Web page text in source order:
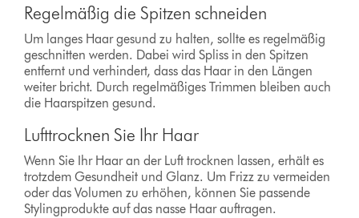
Regelmäßig die Spitzen schneiden
Um langes Haar gesund zu halten, sollte es regelmäßig
geschnitten werden. Dabei wird Spliss in den Spitzen
entfernt und verhindert, dass das Haar in den Längen
weiter bricht. Durch regelmäßiges Trimmen bleiben auch
die Haarspitzen gesund.
Lufttrocknen Sie Ihr Haar
Wenn Sie Ihr Haar an der Luft trocknen lassen, erhält es
trotzdem Gesundheit und Glanz. Um Frizz zu vermeiden
oder das Volumen zu erhöhen, können Sie passende
Stylingprodukte auf das nasse Haar auftragen.